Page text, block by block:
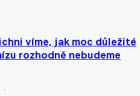
víme, jak moc důležité
rozhodně nebudeme